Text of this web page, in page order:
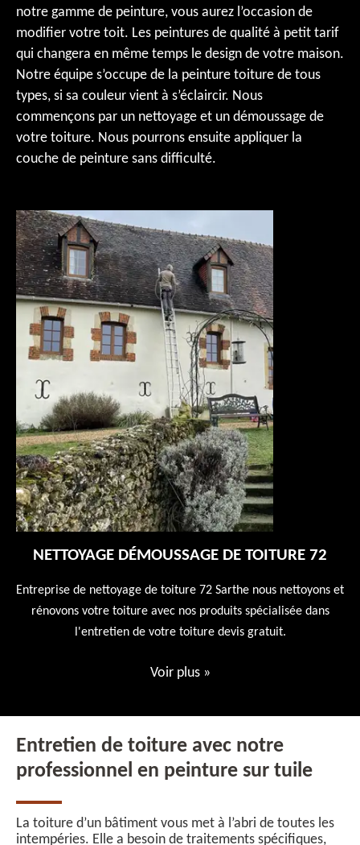
notre gamme de peinture, vous aurez l’occasion de
modifier votre toit. Les peintures de qualité à petit tarif
qui changera en même temps le design de votre maison.
Notre équipe s’occupe de la peinture toiture de tous
types, si sa couleur vient à s’éclaircir. Nous
commençons par un nettoyage et un démoussage de
votre toiture. Nous pourrons ensuite appliquer la
couche de peinture sans difficulté.
NETTOYAGE DÉMOUSSAGE DE TOITURE 72
Entreprise de nettoyage de toiture 72 Sarthe nous nettoyons et
rénovons votre toiture avec nos produits spécialisée dans
l'entretien de votre toiture devis gratuit.
Voir plus »
Entretien de toiture avec notre
professionnel en peinture sur tuile
La toiture d’un bâtiment vous met à l’abri de toutes les
intempéries. Elle a besoin de traitements spécifiques,